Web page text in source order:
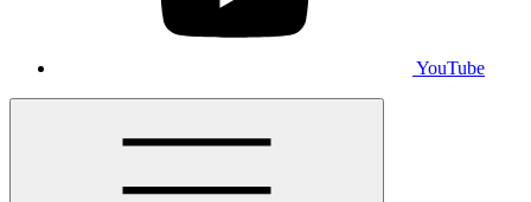
YouTube